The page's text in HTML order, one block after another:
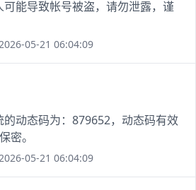
能导致帐号被盗，请勿泄露，谨
05-21 06:04:09
的动态码为：879652，动态码有效
密。
05-21 06:04:09